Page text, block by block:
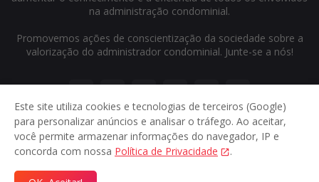
na administração condominial.
Promovemos ações de conscientização da sociedade sobre a
valorização do administrador condominial. Junte-se a nós!
Sobre Contato Privacidade
Este site utiliza cookies e tecnologias de terceiros (Google)
para personalizar anúncios e analisar o tráfego. Ao aceitar,
você permite armazenar informações do navegador, IP e
concorda com nossa Política de Privacidade .